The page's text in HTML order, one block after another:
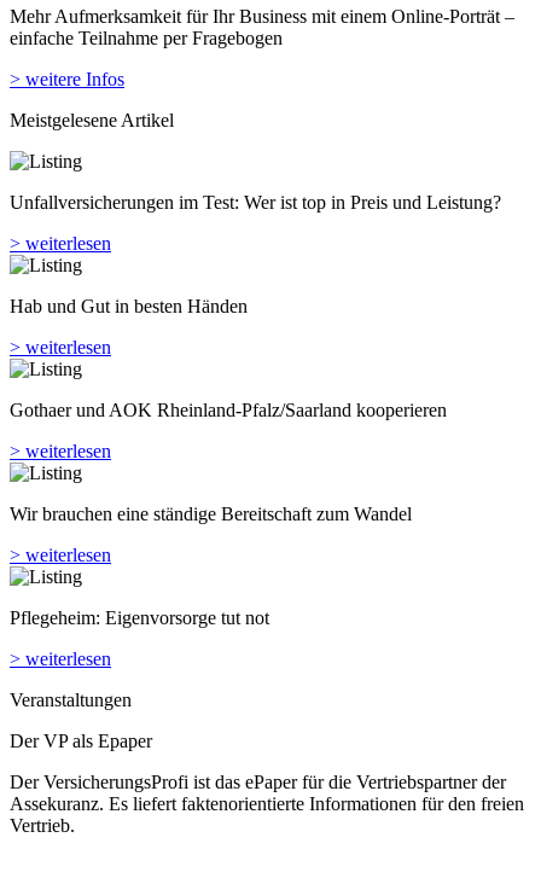
Unfallversicherungen im Test: Wer ist top in Preis und Leistung?
> weiterlesen
Veranstaltungen
Der VP als Epaper
Der VersicherungsProfi ist das ePaper für die Vertriebspartner der
Vertrieb.
> weiterlesen
Studien | Tests